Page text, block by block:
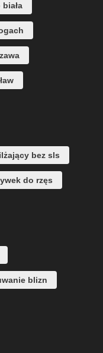
bez sls
do rzęs
blizn